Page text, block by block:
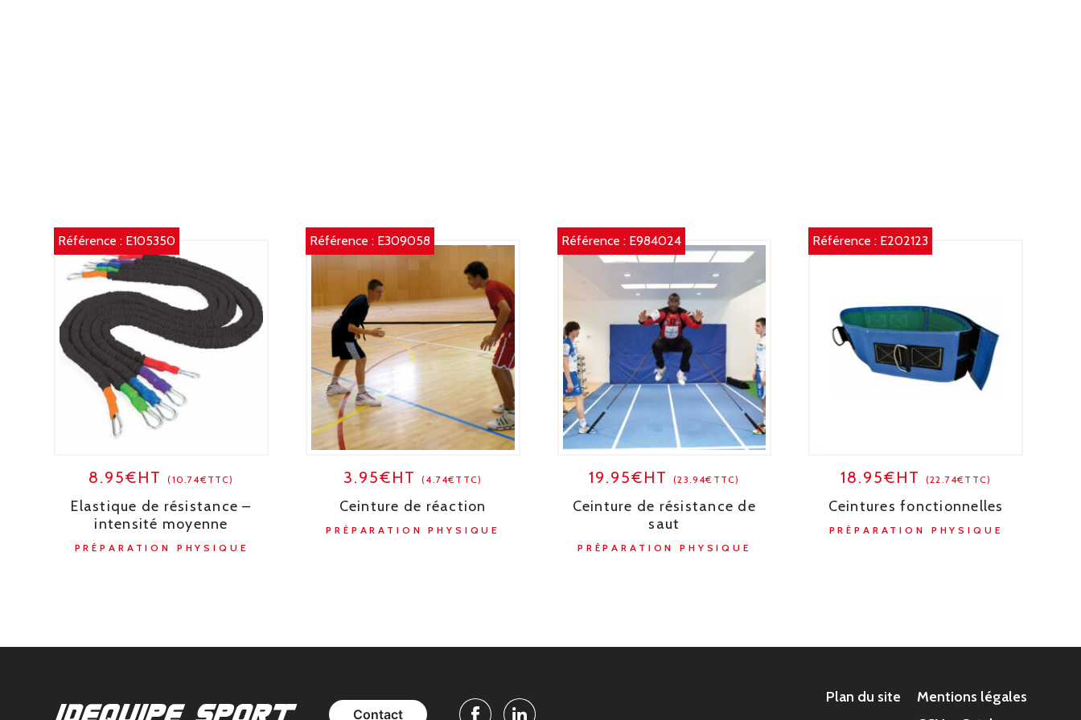
Référence : E105350
8.95€HT(10.74€TTC)
Elastique de résistance –
intensité moyenne
PRÉPARATION PHYSIQUE
Référence : E309058
3.95€HT(4.74€TTC)
Ceinture de réaction
PRÉPARATION PHYSIQUE
Référence : E984024
19.95€HT(23.94€TTC)
Ceinture de résistance de
saut
PRÉPARATION PHYSIQUE
Référence : E202123
18.95€HT (22.74€TTC)
Ceintures fonctionnelles
PRÉPARATION PHYSIQUE
Contact
Plan du site
Mentions légales